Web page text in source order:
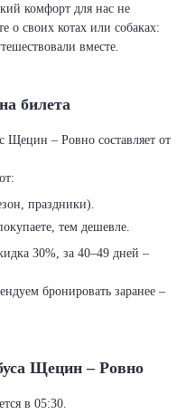
комфорт для нас не
о своих котах или собаках:
вместе.
билета
Щецин – Ровно составляет от
праздники).
тем дешевле.
30%, за 40–49 дней –
бронировать заранее –
Щецин – Ровно
в 05:30.